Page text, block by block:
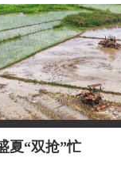
夏“双抢”忙